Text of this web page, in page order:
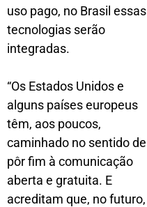
uso pago, no Brasil essas
tecnologias serão
integradas.
“Os Estados Unidos e
alguns países europeus
têm, aos poucos,
caminhado no sentido de
pôr fim à comunicação
aberta e gratuita. E
acreditam que, no futuro,